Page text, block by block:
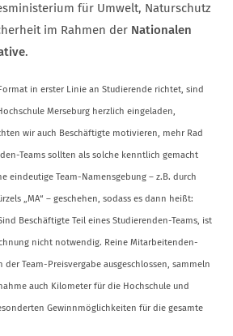
für Umwelt, Naturschutz
im Rahmen der Nationalen
.
in erster Linie an Studierende richtet, sind
Merseburg herzlich eingeladen,
wir auch Beschäftigte motivieren, mehr Rad
Teams sollten als solche kenntlich gemacht
eindeutige Team-Namensgebung – z.B. durch
„MA“ – geschehen, sodass es dann heißt:
Beschäftigte Teil eines Studierenden-Teams, ist
nicht notwendig. Reine Mitarbeitenden-
der Team-Preisvergabe ausgeschlossen, sammeln
auch Kilometer für die Hochschule und
Gewinnmöglichkeiten für die gesamte